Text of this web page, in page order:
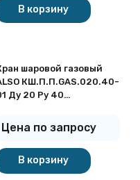
В корзину
шаровой газовый
КШ.П.П.GAS.020.40-
Ду 20 Ру 40
приварку
Цена по запросу
В корзину